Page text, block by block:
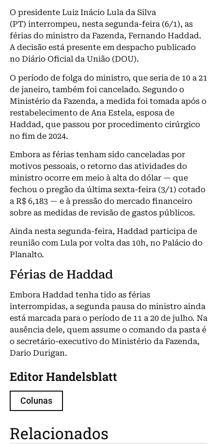
O presidente Luiz Inácio Lula da Silva
(PT) interrompeu, nesta segunda-feira (6/1), as
férias do ministro da Fazenda, Fernando Haddad.
A decisão está presente em despacho publicado
no Diário Oficial da União (DOU).
O período de folga do ministro, que seria de 10 a 21
de janeiro, também foi cancelado. Segundo o
Ministério da Fazenda, a medida foi tomada após o
restabelecimento de Ana Estela, esposa de
Haddad, que passou por procedimento cirúrgico
no fim de 2024.
Embora as férias tenham sido canceladas por
motivos pessoais, o retorno das atividades do
ministro ocorre em meio à alta do dólar — que
fechou o pregão da última sexta-feira (3/1) cotado
a R$ 6,183 — e à pressão do mercado financeiro
sobre as medidas de revisão de gastos públicos.
Ainda nesta segunda-feira, Haddad participa de
reunião com Lula por volta das 10h, no Palácio do
Planalto.
Férias de Haddad
Embora Haddad tenha tido as férias
interrompidas, a segunda pausa do ministro ainda
está marcada para o período de 11 a 20 de julho. Na
ausência dele, quem assume o comando da pasta é
o secretário-executivo do Ministério da Fazenda,
Dario Durigan.
Editor Handelsblatt
Colunas
Relacionados